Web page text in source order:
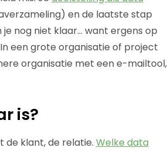
en de laatste stap
nog niet klaar… want ergens op
een grote organisatie of project
organisatie met een e-mailtool,
is?
klant, de relatie. Welke data